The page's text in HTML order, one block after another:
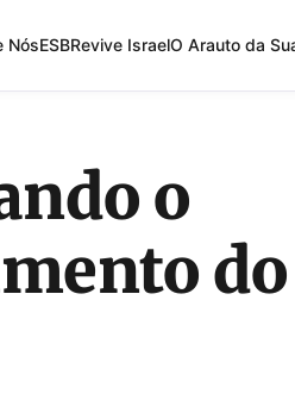
NósESBRevive IsraelO Arauto da
o